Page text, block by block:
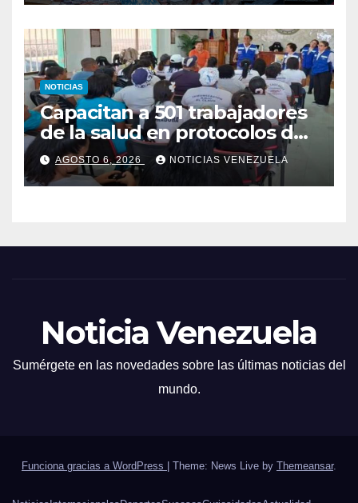
NOTICIAS
Capacitan a 501 trabajadores
de la salud en protocolos de
vacunación para
campamentos
AGOSTO 6, 2026 NOTICIAS VENEZUELA
Noticia Venezuela
Sumérgete en las novedades sobre las últimas noticias del
mundo.
Funciona gracias a WordPress Theme: News Live by Themeansar.